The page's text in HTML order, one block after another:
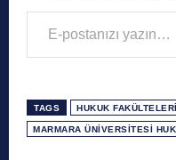
E-postanızı yazın…
TAGS HUKUK FAKÜLTELERI
MARMARA ÜNIVERSITESI